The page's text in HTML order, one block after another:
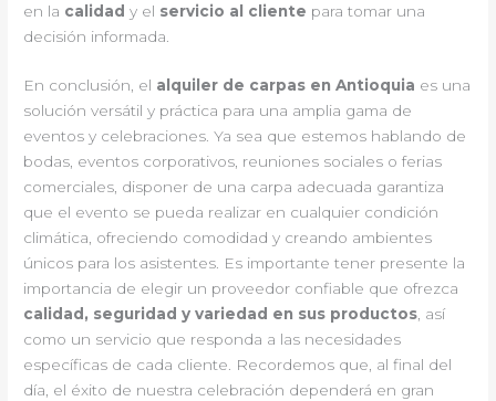
en la calidad y el servicio al cliente para tomar una
decisión informada.
En conclusión, el alquiler de carpas en Antioquia es una
solución versátil y práctica para una amplia gama de
eventos y celebraciones. Ya sea que estemos hablando de
bodas, eventos corporativos, reuniones sociales o ferias
comerciales, disponer de una carpa adecuada garantiza
que el evento se pueda realizar en cualquier condición
climática, ofreciendo comodidad y creando ambientes
únicos para los asistentes. Es importante tener presente la
importancia de elegir un proveedor confiable que ofrezca
calidad, seguridad y variedad en sus productos, así
como un servicio que responda a las necesidades
específicas de cada cliente. Recordemos que, al final del
día, el éxito de nuestra celebración dependerá en gran